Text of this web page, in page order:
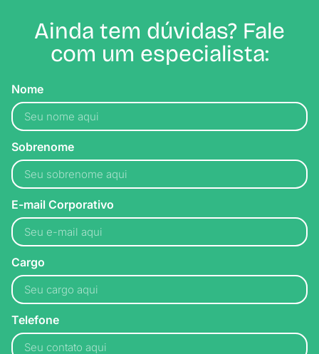
Ainda tem dúvidas? Fale
com um especialista:
Nome
Sobrenome
E-mail Corporativo
Cargo
Telefone